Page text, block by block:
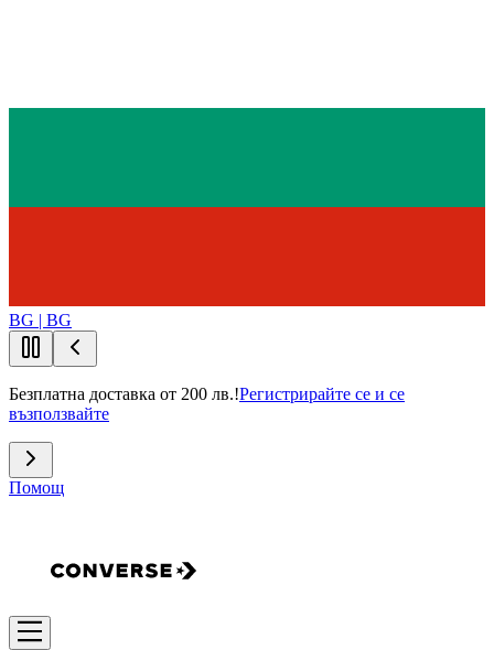
BG | BG
Безплатна доставка от 200 лв.!Регистрирайте се и се
възползвайте
Помощ